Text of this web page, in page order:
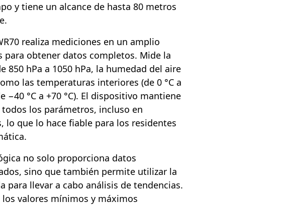
y tiene un alcance de hasta 80 metros
realiza mediciones en un amplio
para obtener datos completos. Mide la
850 hPa a 1050 hPa, la humedad del aire
las temperaturas interiores (de 0 °C a
−40 °C a +70 °C). El dispositivo mantiene
los parámetros, incluso en
lo que lo hace fiable para los residentes
no solo proporciona datos
sino que también permite utilizar la
para llevar a cabo análisis de tendencias.
valores mínimos y máximos